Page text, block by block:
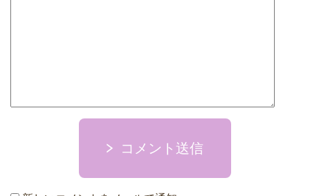
コメント送信